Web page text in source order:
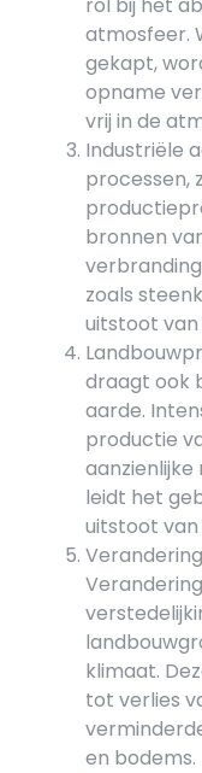
atmosfeer.
gekapt,
opname
vrij in de
Industriële
processen,
bronnen
zoals
uitstoot van
draagt ook
aarde.
productie
leidt het
uitstoot van
klimaat.
tot verlies
en bodems.